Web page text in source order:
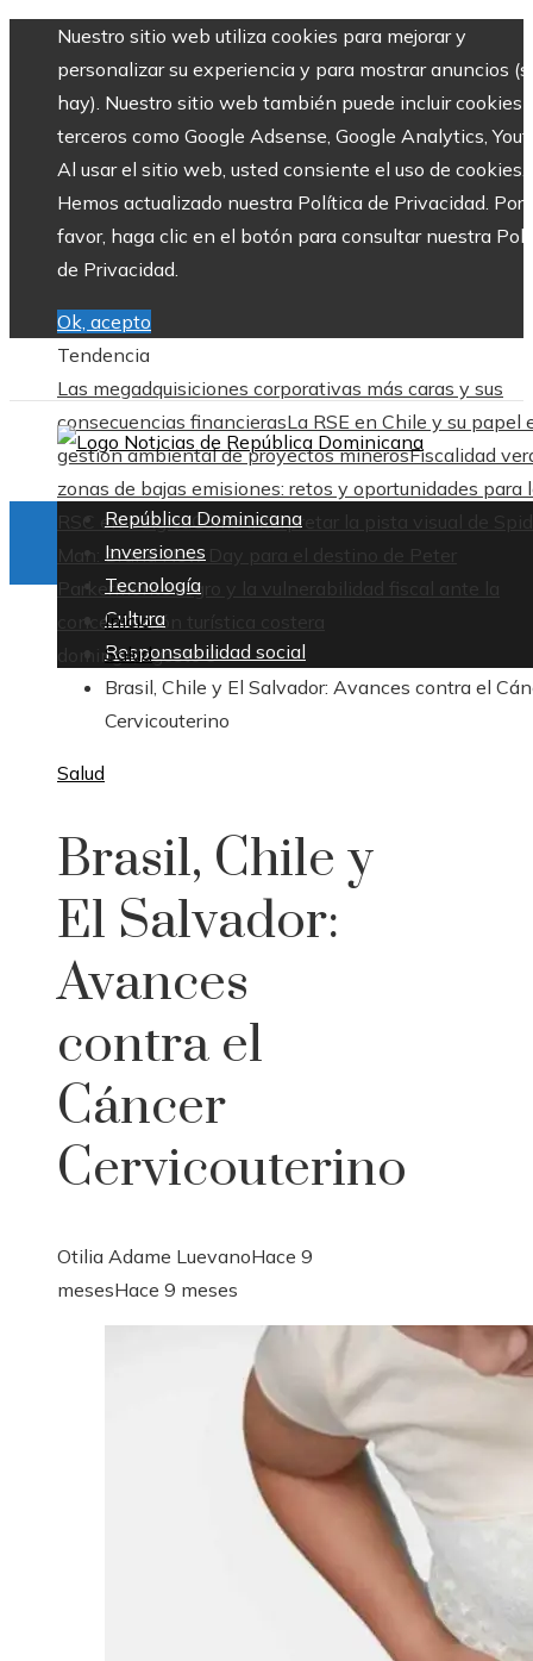
Nuestro sitio web utiliza cookies para mejorar y
personalizar su experiencia y para mostrar anuncios
hay). Nuestro sitio web también puede incluir cookies
terceros como Google Adsense, Google Analytics,
Al usar el sitio web, usted consiente el uso de cookies.
Hemos actualizado nuestra Política de Privacidad. Por
favor, haga clic en el botón para consultar nuestra
de Privacidad.
Ok, acepto
Tendencia
Las megadquisiciones corporativas más caras y sus
consecuencias financierasLa RSE en Chile y su papel
gestión ambiental de proyectos minerosFiscalidad
zonas de bajas emisiones: retos y oportunidades para
RSC en BélgicaCómo interpretar la pista visual de
Man: Brand New Day para el destino de Peter
ParkerMontenegro y la vulnerabilidad fiscal ante la
concentración turística costera
domingo, agosto 9
República Dominicana
Inversiones
Tecnología
Cultura
Responsabilidad social
Inicio
Salud
Brasil, Chile y El Salvador: Avances contra el
Cervicouterino
Salud
Brasil, Chile y
El Salvador:
Avances
contra el
Cáncer
Cervicouterino
Otilia Adame LuevanoHace 9
mesesHace 9 meses